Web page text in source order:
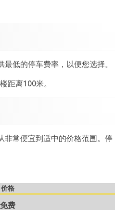
低的停车费率，以便您选择。
距离100米。
非常便宜到适中的价格范围。停
价格
免费